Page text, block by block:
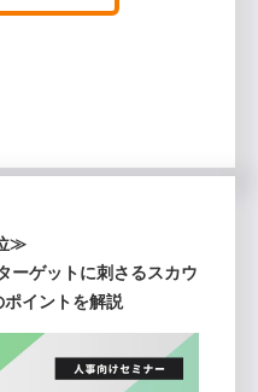
≫
ーゲットに刺さるスカウ
ポイントを解説